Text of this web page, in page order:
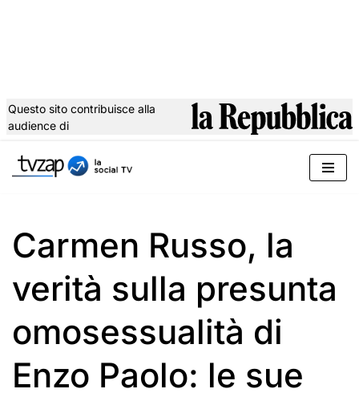
al
Questo sito contribuisce alla
audience di
Carmen Russo, la
verità sulla presunta
omosessualità di
Enzo Paolo: le sue